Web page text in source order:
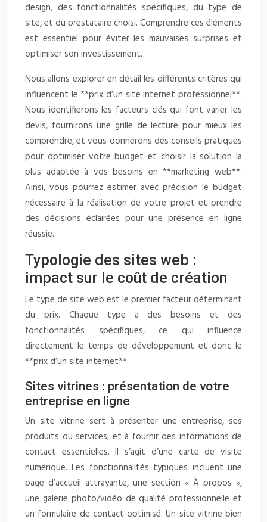
design, des fonctionnalités spécifiques, du type de
site, et du prestataire choisi. Comprendre ces éléments
est essentiel pour éviter les mauvaises surprises et
optimiser son investissement.
Nous allons explorer en détail les différents critères qui
influencent le **prix d’un site internet professionnel**.
Nous identifierons les facteurs clés qui font varier les
devis, fournirons une grille de lecture pour mieux les
comprendre, et vous donnerons des conseils pratiques
pour optimiser votre budget et choisir la solution la
plus adaptée à vos besoins en **marketing web**.
Ainsi, vous pourrez estimer avec précision le budget
nécessaire à la réalisation de votre projet et prendre
des décisions éclairées pour une présence en ligne
réussie.
Typologie des sites web :
impact sur le coût de création
Le type de site web est le premier facteur déterminant
du prix. Chaque type a des besoins et des
fonctionnalités spécifiques, ce qui influence
directement le temps de développement et donc le
**prix d’un site internet**.
Sites vitrines : présentation de votre
entreprise en ligne
Un site vitrine sert à présenter une entreprise, ses
produits ou services, et à fournir des informations de
contact essentielles. Il s’agit d’une carte de visite
numérique. Les fonctionnalités typiques incluent une
page d’accueil attrayante, une section « À propos »,
une galerie photo/vidéo de qualité professionnelle et
un formulaire de contact optimisé. Un site vitrine bien